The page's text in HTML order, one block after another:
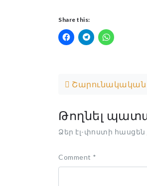
Share this:
Շարունակական
Թողնել
Ձեր էլ-փոստի հասցեն
Comment *